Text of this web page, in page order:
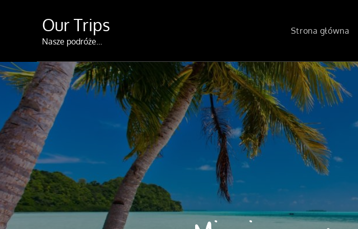
Our Trips
Nasze podróże…
Strona główna